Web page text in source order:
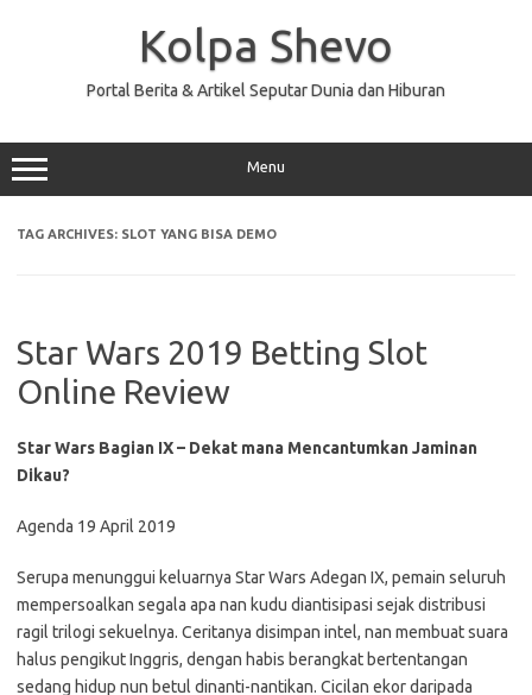
Kolpa Shevo
Portal Berita & Artikel Seputar Dunia dan Hiburan
Menu
TAG ARCHIVES: SLOT YANG BISA DEMO
Star Wars 2019 Betting Slot
Online Review
Star Wars Bagian IX – Dekat mana Mencantumkan Jaminan
Dikau?
Agenda 19 April 2019
Serupa menunggui keluarnya Star Wars Adegan IX, pemain seluruh
mempersoalkan segala apa nan kudu diantisipasi sejak distribusi
ragil trilogi sekuelnya. Ceritanya disimpan intel, nan membuat suara
halus pengikut Inggris, dengan habis berangkat bertentangan
sedang hidup nun betul dinanti-nantikan. Cicilan ekor daripada